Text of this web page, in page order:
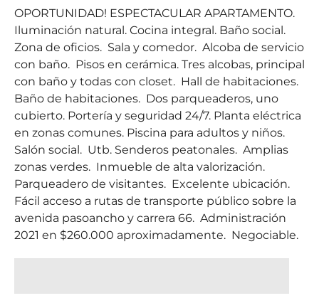
OPORTUNIDAD! ESPECTACULAR APARTAMENTO.
Iluminación natural. Cocina integral. Baño social.
Zona de oficios. Sala y comedor. Alcoba de servicio
con baño. Pisos en cerámica. Tres alcobas, principal
con baño y todas con closet. Hall de habitaciones.
Baño de habitaciones. Dos parqueaderos, uno
cubierto. Portería y seguridad 24/7. Planta eléctrica
en zonas comunes. Piscina para adultos y niños.
Salón social. Utb. Senderos peatonales. Amplias
zonas verdes. Inmueble de alta valorización.
Parqueadero de visitantes. Excelente ubicación.
Fácil acceso a rutas de transporte público sobre la
avenida pasoancho y carrera 66. Administración
2021 en $260.000 aproximadamente. Negociable.